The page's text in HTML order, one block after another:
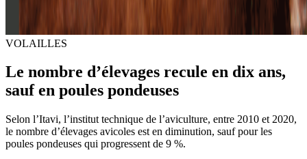
VOLAILLES
Le nombre d’élevages recule en dix ans,
sauf en poules pondeuses
Selon l’Itavi, l’institut technique de l’aviculture, entre 2010 et 2020,
le nombre d’élevages avicoles est en diminution, sauf pour les
poules pondeuses qui progressent de 9 %.